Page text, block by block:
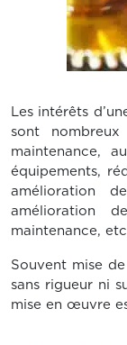
Les intérêts
sont
maintenance,
équipements,
amélioration
amélioration
maintenance,
Souvent mise
sans rigueur ni
mise en œuvre